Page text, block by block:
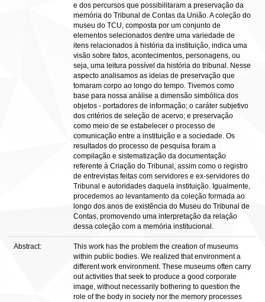
e dos percursos que possibilitaram a preservação da
memória do Tribunal de Contas da União. A coleção do
museu do TCU, composta por um conjunto de
elementos selecionados dentre uma variedade de
itens relacionados à história da instituição, indica uma
visão sobre fatos, acontecimentos, personagens, ou
seja, uma leitura possível da história do tribunal. Nesse
aspecto analisamos as ideias de preservação que
tomaram corpo ao longo do tempo. Tivemos como
base para nossa análise a dimensão simbólica dos
objetos - portadores de informação; o caráter subjetivo
dos critérios de seleção de acervo; e preservação
como meio de se estabelecer o processo de
comunicação entre a instituição e a sociedade. Os
resultados do processo de pesquisa foram a
compilação e sistematização da documentação
referente à Criação do Tribunal, assim como o registro
de entrevistas feitas com servidores e ex-servidores do
Tribunal e autoridades daquela instituição. Igualmente,
procedemos ao levantamento da coleção formada ao
longo dos anos de existência do Museu do Tribunal de
Contas, promovendo uma interpretação da relação
dessa coleção com a memória institucional.
Abstract:
This work has the problem the creation of museums
within public bodies. We realized that environment a
different work environment. These museums often carry
out activities that seek to produce a good corporate
image, without necessarily bothering to question the
role of the body in society nor the memory processes